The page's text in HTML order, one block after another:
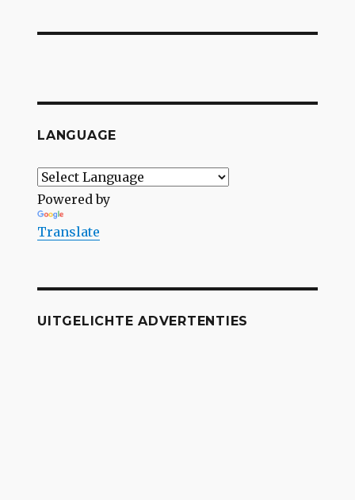
LANGUAGE
Powered by
Translate
UITGELICHTE ADVERTENTIES